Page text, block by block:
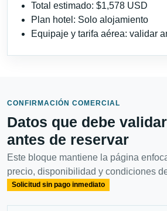
Total estimado: $1,578 USD
Plan hotel: Solo alojamiento
Equipaje y tarifa aérea: validar
CONFIRMACIÓN COMERCIAL
Datos que debe
antes de reservar
Este bloque mantiene la página
precio, disponibilidad y condiciones
Solicitud sin pago inmediato